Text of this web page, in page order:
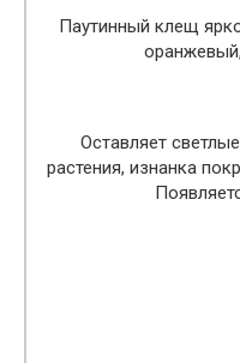
Паутинный клещ
Оставляет
растения, изнанка